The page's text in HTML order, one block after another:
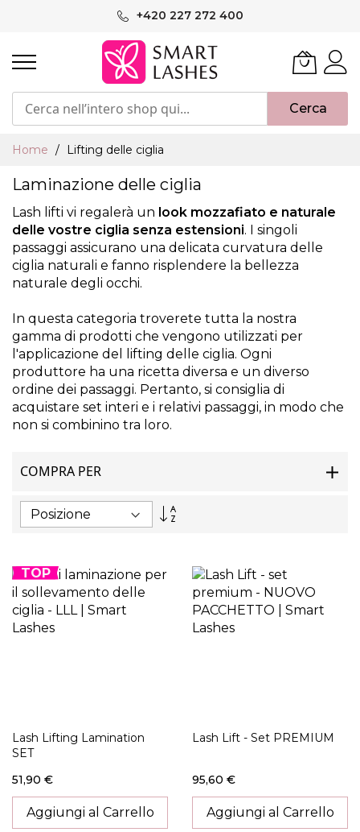
+420 227 272 400
Cerca
Home Lifting delle ciglia
Laminazione delle ciglia
Lash lifti vi regalerà un look mozzafiato e naturale
delle vostre ciglia senza estensioni. I singoli
passaggi assicurano una delicata curvatura delle
ciglia naturali e fanno risplendere la bellezza
naturale degli occhi.
In questa categoria troverete tutta la nostra
gamma di prodotti che vengono utilizzati per
l'applicazione del lifting delle ciglia. Ogni
produttore ha una ricetta diversa e un diverso
ordine dei passaggi. Pertanto, si consiglia di
acquistare set interi e i relativi passaggi, in modo che
non si combinino tra loro.
COMPRA PER
Imposta
TOP
Lash Lifting Lamination
SET
51,90 €
Aggiungi al Carrello
Lash Lift - Set PREMIUM
95,60 €
Aggiungi al Carrello